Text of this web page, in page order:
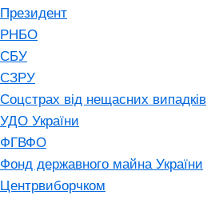
Президент
РНБО
СБУ
СЗРУ
Соцстрах від нещасних випадків
УДО України
ФГВФО
Фонд державного майна України
Центрвиборчком